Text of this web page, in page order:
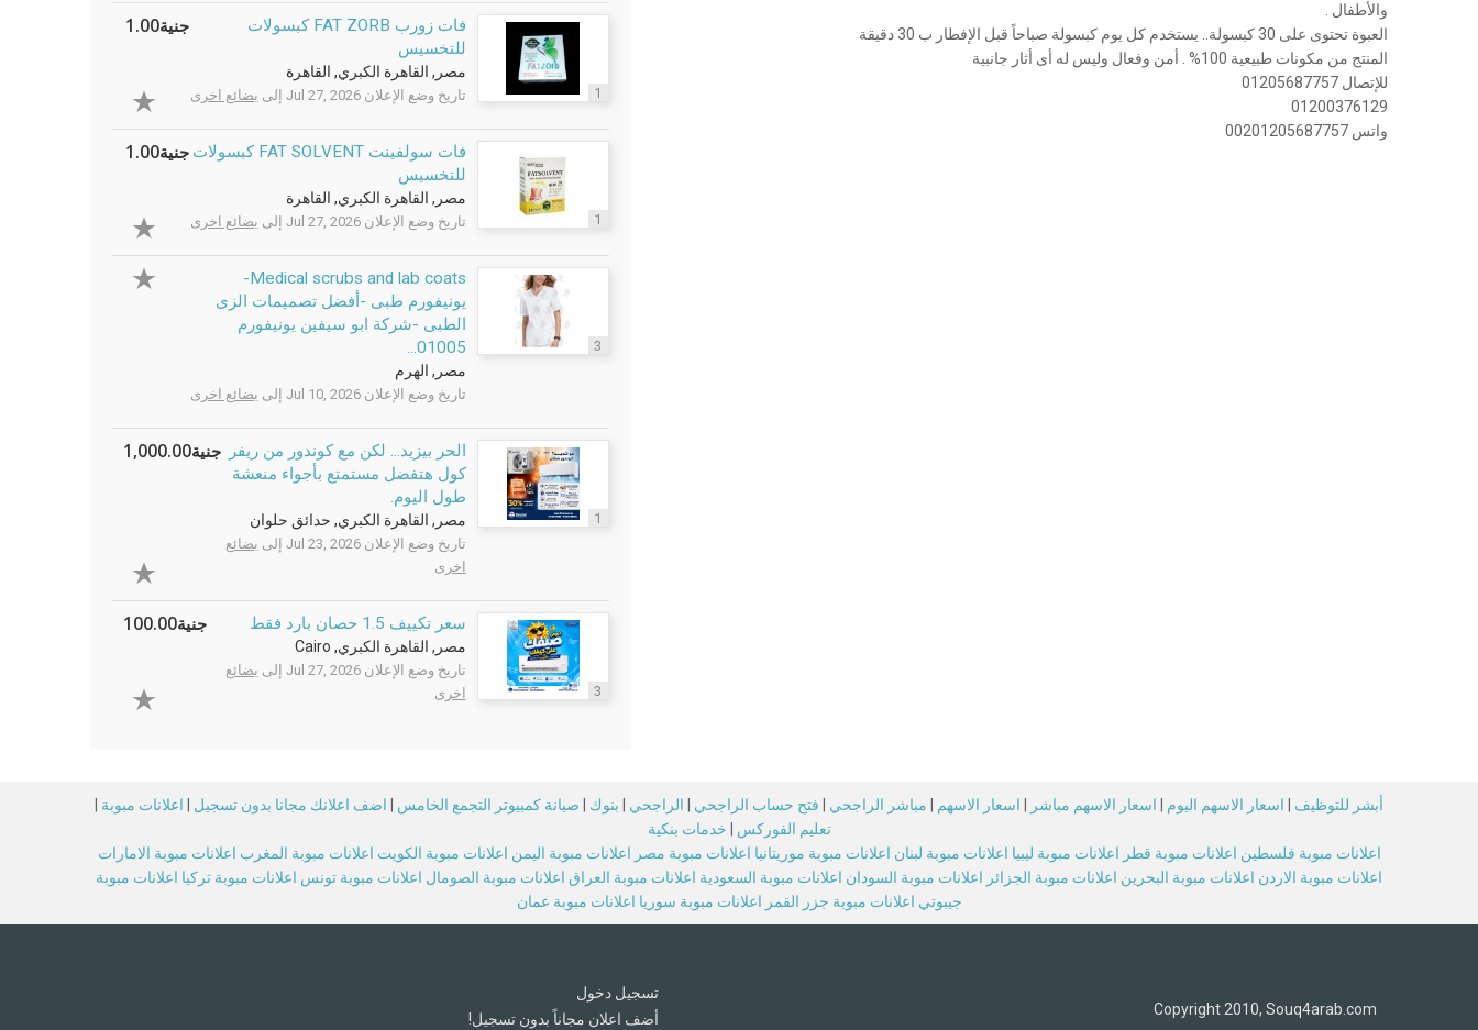
والأطفال .
العبوة تحتوى على 30 كبسولة.. يستخدم كل يوم كبسولة صباحاً قبل الإفطار ب 30 دقيقة
المنتج من مكونات طبيعية 100% . أمن وفعال وليس له أى أثار جانبية
للإتصال 01205687757
01200376129
واتس 00201205687757
1
فات زورب FAT ZORB كبسولات
للتخسيس
مصر, القاهرة الكبري, القاهرة
تاريخ وضع الإعلان Jul 27, 2026 إلى بضائع اخرى
جنية1.00
1
فات سولفينت FAT SOLVENT كبسولات
للتخسيس
مصر, القاهرة الكبري, القاهرة
تاريخ وضع الإعلان Jul 27, 2026 إلى بضائع اخرى
جنية1.00
3
Medical scrubs and lab coats-
يونيفورم طبى -أفضل تصميمات الزى
الطبى -شركة ابو سيفين يونيفورم
01005...
مصر, الهرم
تاريخ وضع الإعلان Jul 10, 2026 إلى بضائع اخرى
1
الحر بيزيد... لكن مع كوندور من ريفر
كول هتفضل مستمتع بأجواء منعشة
طول اليوم.
مصر, القاهرة الكبري, حدائق حلوان
تاريخ وضع الإعلان Jul 23, 2026 إلى
بضائع
اخرى
جنية1,000.00
3
سعر تكييف 1.5 حصان بارد فقط
مصر, القاهرة الكبري, Cairo
تاريخ وضع الإعلان Jul 27, 2026 إلى
بضائع
اخرى
جنية100.00
أبشر للتوظيف اسعار الاسهم اليوم اسعار الاسهم مباشر اسعار الاسهم مباشر الراجحي فتح حساب الراجحي الراجحي بنوك صيانة كمبيوتر التجمع الخامس اضف اعلانك مجانا بدون تسجيل اعلانات مبوبة
تعليم الفوركس
خدمات بنكية
اعلانات مبوبة فلسطين اعلانات مبوبة قطر اعلانات مبوبة ليبيا اعلانات مبوبة لبنان اعلانات مبوبة موريتانيا اعلانات مبوبة مصر اعلانات مبوبة اليمن اعلانات مبوبة الكويت اعلانات مبوبة المغرب اعلانات مبوبة الامارات
اعلانات مبوبة الاردن اعلانات مبوبة البحرين اعلانات مبوبة الجزائر اعلانات مبوبة السودان اعلانات مبوبة السعودية اعلانات مبوبة العراق اعلانات مبوبة الصومال اعلانات مبوبة تونس اعلانات مبوبة تركيا اعلانات مبوبة
جيبوتي اعلانات مبوبة جزر القمر اعلانات مبوبة سوريا اعلانات مبوبة عمان
تسجيل دخول
أضف اعلان مجاناً بدون تسجيل!
Copyright 2010, Souq4arab.com